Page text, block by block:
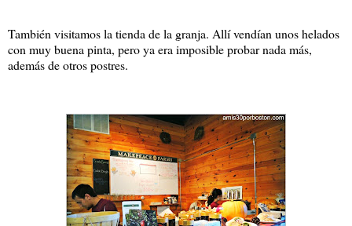
También visitamos la tienda de la granja. Allí vendían unos helados
con muy buena pinta, pero ya era imposible probar nada más,
además de otros postres.